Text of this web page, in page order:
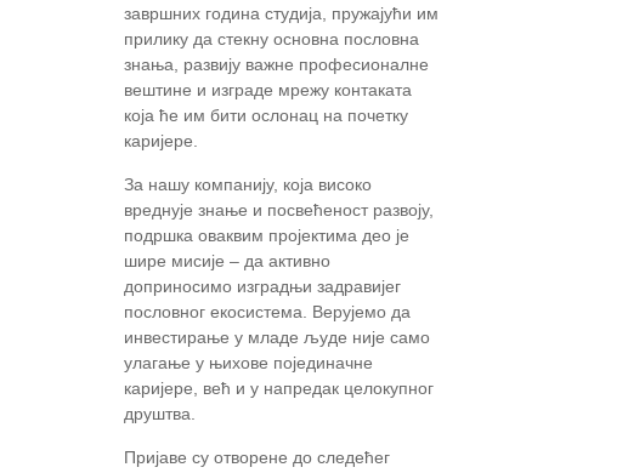
завршних година студија, пружајући им
прилику да стекну основна пословна
знања, развију важне професионалне
вештине и изграде мрежу контаката
која ће им бити ослонац на почетку
каријере.
За нашу компанију, која високо
вреднује знање и посвећеност развоју,
подршка оваквим пројектима део је
шире мисије – да активно
доприносимо изградњи задравијег
пословног екосистема. Верујемо да
инвестирање у младе људе није само
улагање у њихове појединачне
каријере, већ и у напредак целокупног
друштва.
Пријаве су отворене до следећег